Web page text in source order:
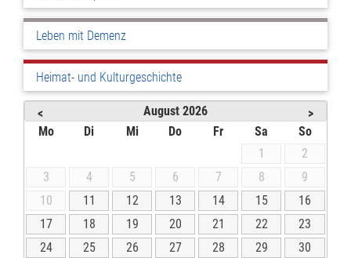
Leben mit Demenz
Heimat- und Kulturgeschichte
< >
August 2026
Mo
Di Mi Do Fr Sa
So
1
2
3
4 5 6 7 8
9
10
11 12 13 14 15
16
17
18 19 20 21 22
23
24
25 26 27 28 29 30